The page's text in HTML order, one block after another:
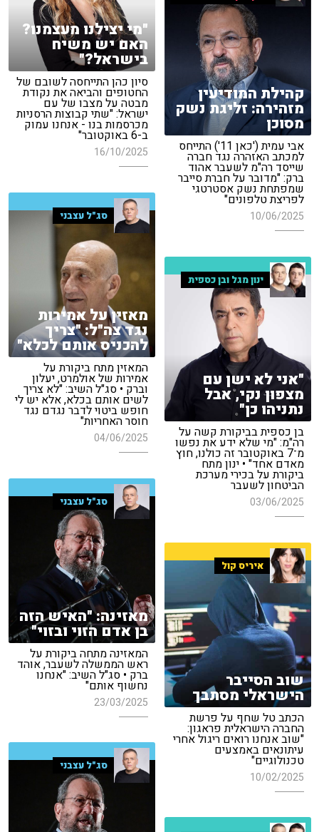
"מי יצילנו מעצמנו?
האם יש משיח
בישראל?"
סיון כהן התייחסה לשובם של
החטופים והביאה את נקודת
מבטה על מצבו של עם
ישראל: "שתי קבוצות הרסניות
מכרסמות בנו - אנחנו עמוק
ב-6 באוקטובר"
16/10/2025
קהילת המודיעין
מזהירה: זליגת נשק
מסוכן
אבי עמית ('כאן 11') התייחס
למכתב האזהרה נגד חברה
שייסד רה"מ לשעבר אהוד
ברק: "מדובר על חברת סייבר
שמפתחת נשק אסטרטגי
לפריצת טלפונים"
10/06/2025 סג"ל עצבני
מאזין על אמירות
נגד צה"ל: "צריך
להכניס אותם לכלא"
המאזין מתח ביקורת על
אמירות של אולמרט, יעלון
וברק • סג"ל השיב: "לא צריך
לשים אותם בכלא, אלא יש לי
חופש ביטוי לדבר נגדם נגד
חוסר האחריות"
04/06/2025
ינון מגל ובן כספית
"אני לא ישן עם
מצפון נקי, אבל
נתניהו כן"
בן כספית בביקורת קשה על
רה"מ: "מי שלא ידע את נפשו
מ־7 באוקטובר זה כולנו, חוץ
מאדם אחד" • ינון מתח
ביקורת על בכירי מערכת
הביטחון לשעבר
03/06/2025 סג"ל עצבני
מאזינה: "האיש הזה
בן אדם הזוי ובזוי"
המאזינה מתחה ביקורת על
ראש הממשלה לשעבר, אוהד
ברק • סג"ל השיב: "אנחנו
נחשוף אותם"
23/03/2025
איריס קול
שוב הסייבר
הישראלי מסתבך
הכתב טל שחף על פרשת
החברה הישראלית פראגון:
"שוב אנחנו רואים ריגול אחרי
עיתונאים באמצעים
טכנולוגיים"
10/02/2025
סג"ל עצבני